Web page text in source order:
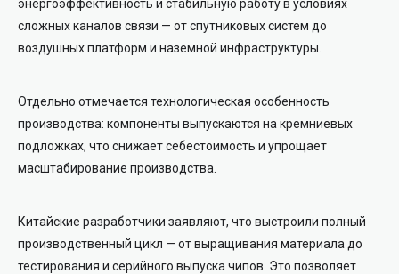
энергоэффективность и стабильную работу в условиях
сложных каналов связи — от спутниковых систем до
воздушных платформ и наземной инфраструктуры.
Отдельно отмечается технологическая особенность
производства: компоненты выпускаются на кремниевых
подложках, что снижает себестоимость и упрощает
масштабирование производства.
Китайские разработчики заявляют, что выстроили полный
производственный цикл — от выращивания материала до
тестирования и серийного выпуска чипов. Это позволяет